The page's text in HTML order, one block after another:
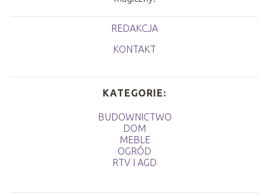
REDAKCJA
KONTAKT
KATEGORIE:
BUDOWNICTWO
DOM
MEBLE
OGRÓD
RTV I AGD